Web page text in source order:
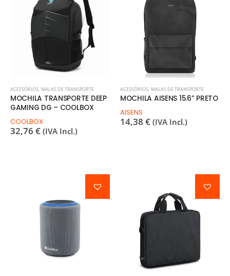
ACESSÓRIOS, MALAS DE TRANSPORTE
MOCHILA TRANSPORTE DEEP
GAMING DG – COOLBOX
COOLBOX
32,76 € (IVA Incl.)
ACESSÓRIOS, MALAS DE TRANSPORTE
MOCHILA AISENS 15.6” PRETO
AISENS
14,38 € (IVA Incl.)